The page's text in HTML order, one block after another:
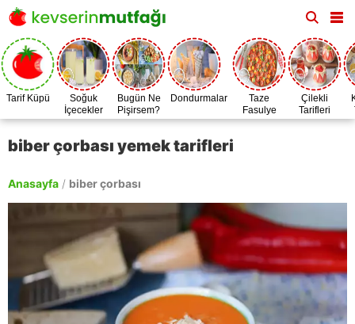
Tarif Küpü
Soğuk
İçecekler
Bugün Ne
Pişirsem?
Dondurmalar
Taze
Fasulye
Zamanı
Çilekli
Tarifleri
biber çorbası yemek tarifleri
Anasayfa / biber çorbası